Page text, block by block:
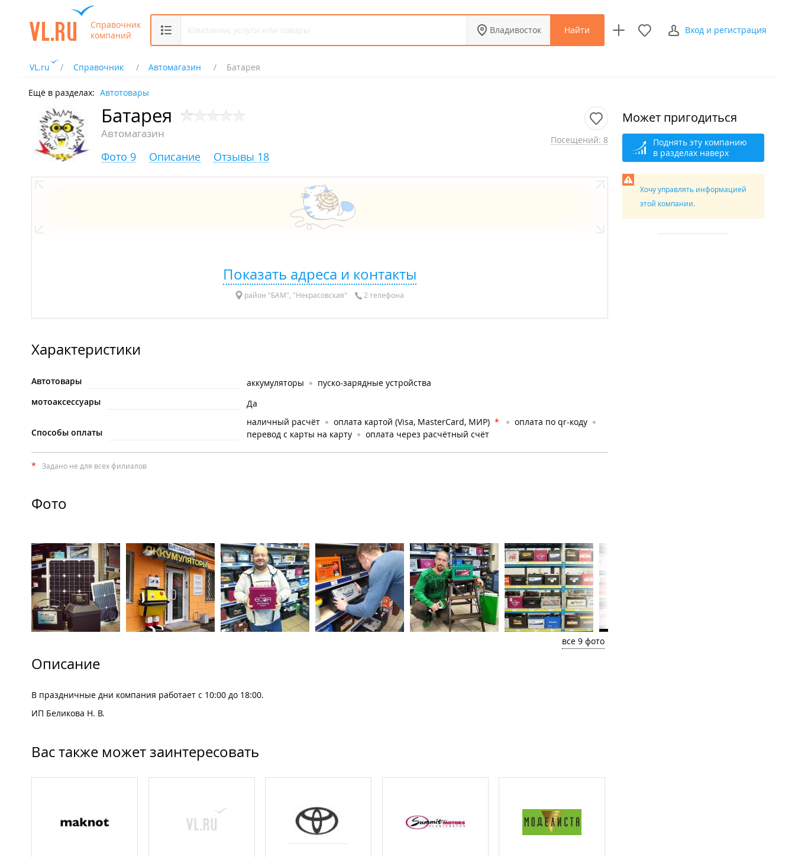
Справочник
компаний
Владивосток Найти Вход и регистрация
VL.ru Справочник Автомагазин Батарея
Ещё в разделах: Автотовары
Батарея
Автомагазин Посещений: 8
Фото 9 Описание Отзывы 18
Показать адреса и контакты
район "БАМ", "Некрасовская" 2 телефона
Характеристики
Автотовары аккумуляторы
пуско-зарядные устройства
мотоаксессуары
Да
Способы оплаты
наличный расчёт оплата картой (Visa, MasterCard, МИР) *
оплата по qr-коду
перевод с карты на карту
оплата через расчётный счёт
* Задано не для всех филиалов
Фото
все 9 фото
Описание
В праздничные дни компания работает с 10:00 до 18:00.
ИП Беликова Н. В.
Вас также может заинтересовать
Может пригодиться
Поднять эту компанию
в разделах наверх
Хочу управлять информацией
этой компании.